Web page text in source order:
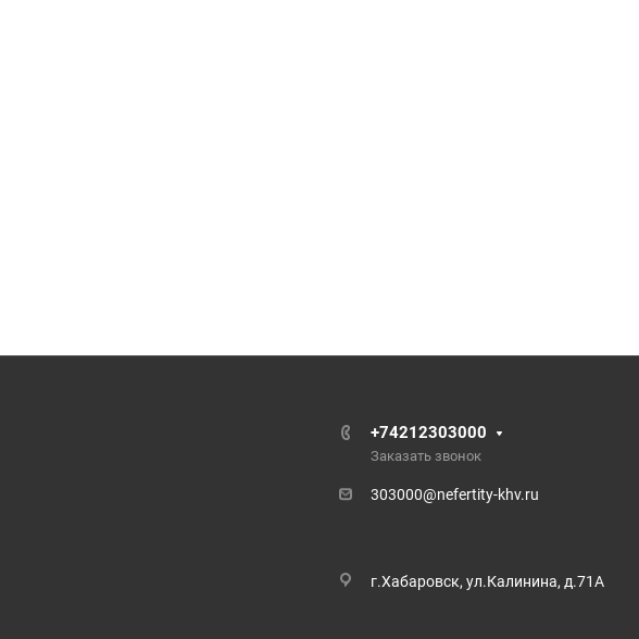
+74212303000
Заказать звонок
303000@nefertity-khv.ru
г.Хабаровск, ул.Калинина, д.71А